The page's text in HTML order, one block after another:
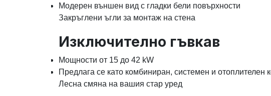
Модерен външен вид с гладки бели повърхности
Закръглени ъгли за монтаж на стена
Изключително гъвкав
Мощности от 15 до 42 kW
Предлага се като комбиниран, системен и отоплителен
Лесна смяна на вашия стар уред